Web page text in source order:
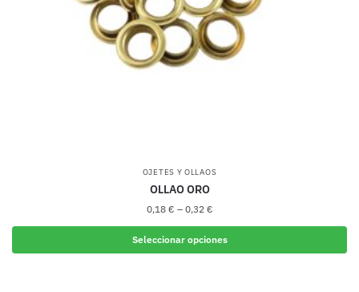
la
página
de
OJETES Y OLLAOS
OLLAO ORO
0,18 € – 0,32 €
Seleccionar opciones